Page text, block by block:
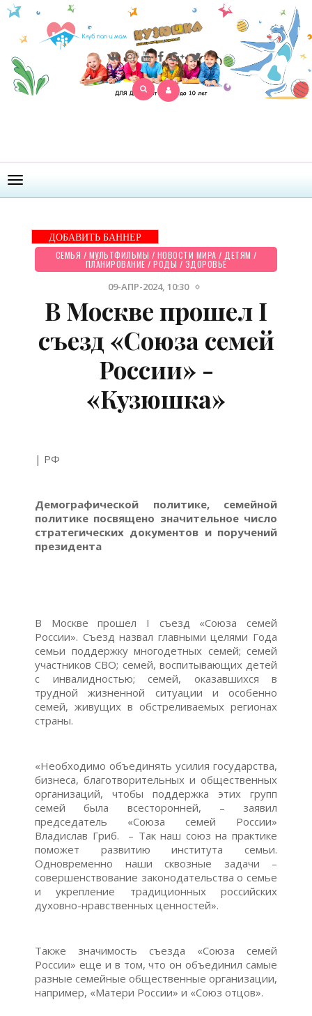
Открыть
меню
ДОБАВИТЬ БАННЕР
СЕМЬЯ / МУЛЬТФИЛЬМЫ / НОВОСТИ МИРА / ДЕТЯМ /
ПЛАНИРОВАНИЕ / РОДЫ / ЗДОРОВЬЕ
09-АПР-2024, 10:30
В Москве прошел I
съезд «Союза семей
России» -
«Кузюшка»
| РФ
Демографической политике, семейной
политике посвящено значительное число
стратегических документов и поручений
президента
В Москве прошел I съезд «Союза семей
России». Съезд назвал главными целями Года
семьи поддержку многодетных семей; семей
участников СВО; семей, воспитывающих детей
с инвалидностью; семей, оказавшихся в
трудной жизненной ситуации и особенно
семей, живущих в обстреливаемых регионах
страны.
«Необходимо объединять усилия государства,
бизнеса, благотворительных и общественных
организаций, чтобы поддержка этих групп
семей была всесторонней, – заявил
председатель «Союза семей России»
Владислав Гриб. – Так наш союз на практике
поможет развитию института семьи.
Одновременно наши сквозные задачи –
совершенствование законодательства о семье
и укрепление традиционных российских
духовно-нравственных ценностей».
Также значимость съезда «Союза семей
России» еще и в том, что он объединил самые
разные семейные общественные организации,
например, «Матери России» и «Союз отцов».